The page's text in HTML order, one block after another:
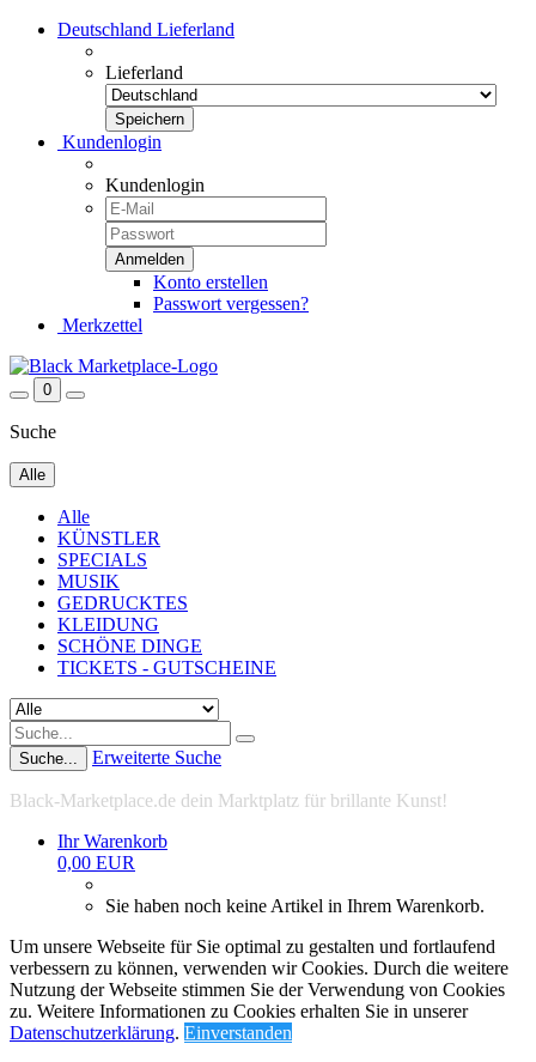
Deutschland Lieferland
Lieferland
Kundenlogin
Kundenlogin
Konto erstellen
Passwort vergessen?
Merkzettel
0
Suche
Alle
Alle
KÜNSTLER
SPECIALS
MUSIK
GEDRUCKTES
KLEIDUNG
SCHÖNE DINGE
TICKETS - GUTSCHEINE
Suche... Erweiterte Suche
Black-Marketplace.de dein Marktplatz für brillante Kunst!
Ihr Warenkorb
0,00 EUR
Sie haben noch keine Artikel in Ihrem Warenkorb.
Um unsere Webseite für Sie optimal zu gestalten und fortlaufend
verbessern zu können, verwenden wir Cookies. Durch die weitere
Nutzung der Webseite stimmen Sie der Verwendung von Cookies
zu. Weitere Informationen zu Cookies erhalten Sie in unserer
Datenschutzerklärung. Einverstanden